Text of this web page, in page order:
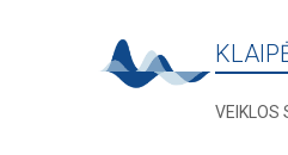
VEIKLOS